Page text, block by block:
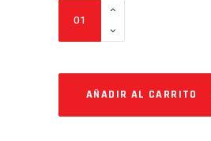
CARBURADOR
Cantidad
AÑADIR AL CARRITO